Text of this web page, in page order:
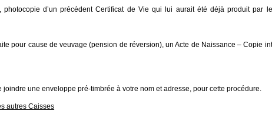
d’un précédent Certificat de Vie qui lui aurait été déjà produit par
pour cause de veuvage (pension de réversion), un Acte de Naissance – Copie
joindre une enveloppe pré-timbrée à votre nom et adresse, pour cette procédure.
autres Caisses